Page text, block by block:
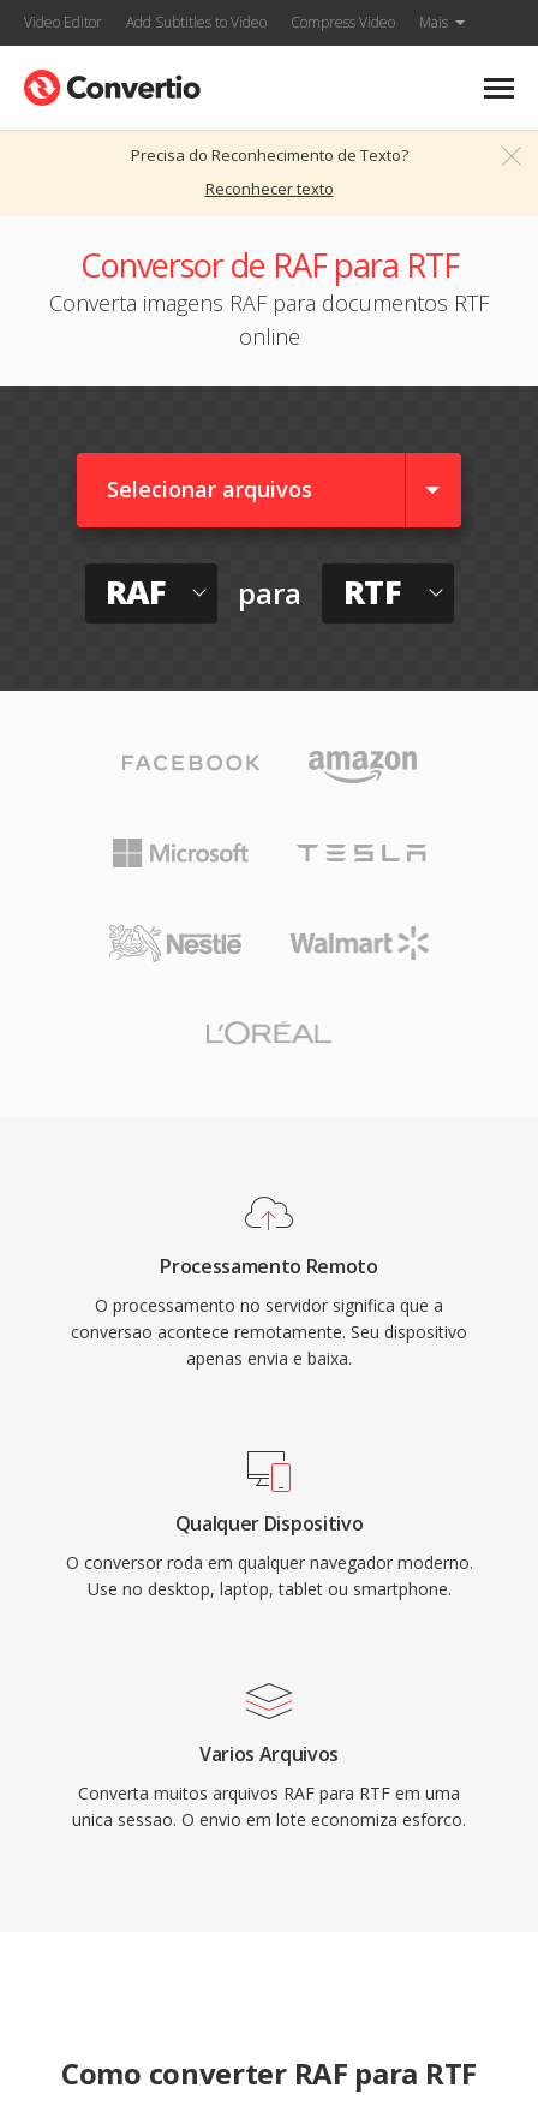
Video Editor Add Subtitles to Video Compress Video Mais
Precisa do Reconhecimento de Texto?
Reconhecer texto
Conversor de RAF para RTF
Converta imagens RAF para documentos RTF
online
Selecionar arquivos
RAF para RTF
Processamento Remoto
O processamento no servidor significa que a
conversao acontece remotamente. Seu dispositivo
apenas envia e baixa.
Qualquer Dispositivo
O conversor roda em qualquer navegador moderno.
Use no desktop, laptop, tablet ou smartphone.
Varios Arquivos
Converta muitos arquivos RAF para RTF em uma
unica sessao. O envio em lote economiza esforco.
Como converter RAF para RTF